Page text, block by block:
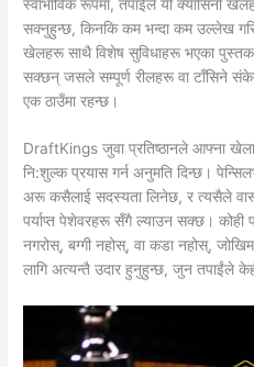
स्वाभाविक रूपमा, तपाईंले यी क्यासिनो
सक्नुहुन्छ, किनकि कम भन्दा कम उल्लेख
खेलहरू साथै विशेष सुविधाहरू भएका
सक्छन् जसले सम्पूर्ण रीलहरू वा टाँसिने
एक ठाउँमा रहन्छ।
DraftKings जुवा प्रतिष्ठानले आफ्ना
नि:शुल्क प्रयास गर्न अनुमति दिन्छ।
अरू कसैलाई सदस्यता लिनेछ, र त्यसैले
पर्याप्त पेशेवरहरू सँगै ल्याउन सक्छ। कोही
नगरोस्, बग्गी नहोस्, वा कडा नहोस्,
लागि अत्यन्तै उदार हुनुहुन्छ, जुन तपाईंले